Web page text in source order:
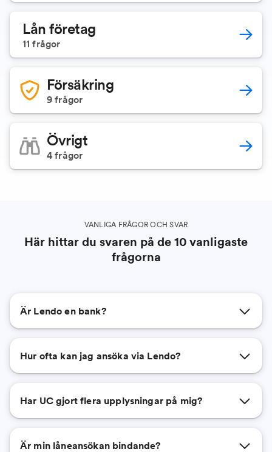
Lån företag
11 frågor
Försäkring
9 frågor
Övrigt
4frågor
VANLIGA FRÅGOR OCH SVAR
Här hittar du svaren på de 10 vanligaste
frågorna
Är Lendo en bank?
Hur ofta kan jag ansöka via Lendo?
Har UC gjort flera upplysningar på mig?
Är min låneansökan bindande?